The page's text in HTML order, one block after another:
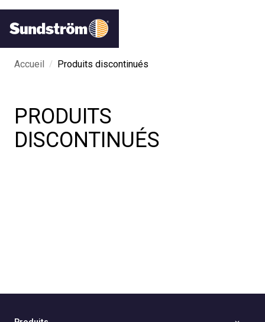
Accueil / Produits discontinués
PRODUITS
DISCONTINUÉS